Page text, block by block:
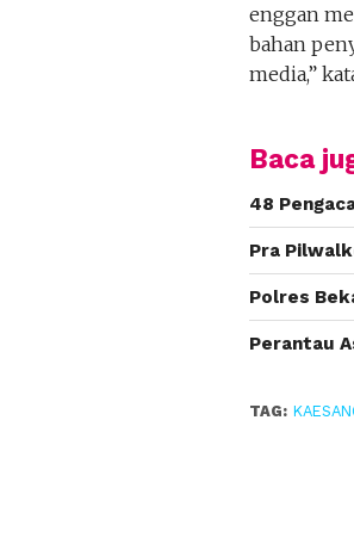
enggan
bahan
media,”
Baca
48
Pra
Polres
Perantau
TAG: